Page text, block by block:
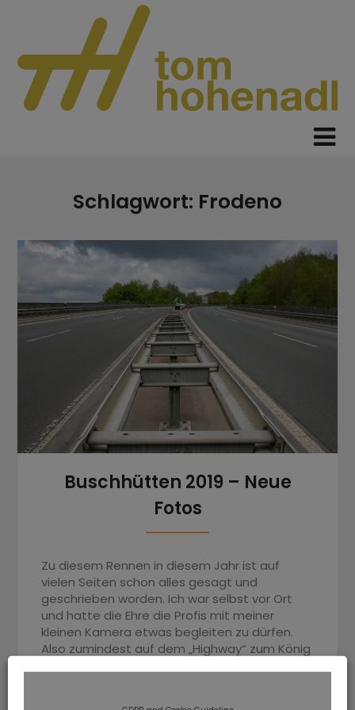
content
Schlagwort: Frodeno
Buschhütten 2019 – Neue
Fotos
Zu diesem Rennen in diesem Jahr ist auf
vielen Seiten schon alles gesagt und
geschrieben worden. Ich war selbst vor Ort
und hatte die Ehre die Profis mit meiner
kleinen Kamera etwas begleiten zu dürfen.
Also zumindest auf dem „Highway“ zum König